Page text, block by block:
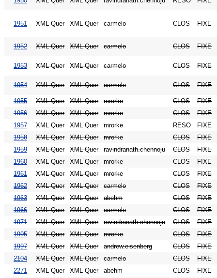
1951 XML Quer XML Quer carmelo CLOS FIXE
1952 XML Quer XML Quer carmelo CLOS FIXE
1953 XML Quer XML Quer carmelo CLOS FIXE
1954 XML Quer XML Quer carmelo CLOS FIXE
1955 XML Quer XML Quer mrorke CLOS
FIXE
1956
XML Quer XML Quer mrorke CLOS
FIXE
1957
XML Quer XML Quer mrorke RESO
FIXE
1958
XML Quer XML Quer mrorke CLOS
FIXE
1959
XML Quer XML Quer ravindranath.chennoju CLOS
FIXE
1960
XML Quer XML Quer mrorke CLOS
FIXE
1961
XML Quer XML Quer mrorke CLOS
FIXE
1962
XML Quer XML Quer carmelo CLOS
FIXE
1963
XML Quer XML Quer abehm CLOS
FIXE
1966
XML Quer XML Quer carmelo CLOS
FIXE
1971
XML Quer XML Quer ravindranath.chennoju CLOS
FIXE
1995
XML Quer XML Quer mrorke CLOS
FIXE
1997
XML Quer XML Quer andrew.eisenberg CLOS
FIXE
2104
XML Quer XML Quer carmelo CLOS
FIXE
2271
XML Quer XML Quer abehm CLOS
FIXE